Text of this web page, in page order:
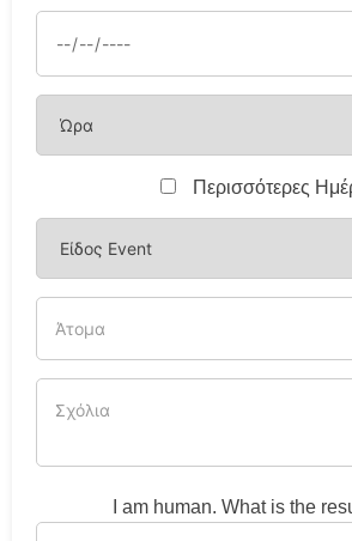
Περισσότερες
I am human. What is the